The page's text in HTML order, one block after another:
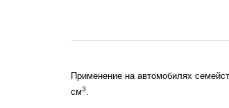
Применение на автомобилях
см3.